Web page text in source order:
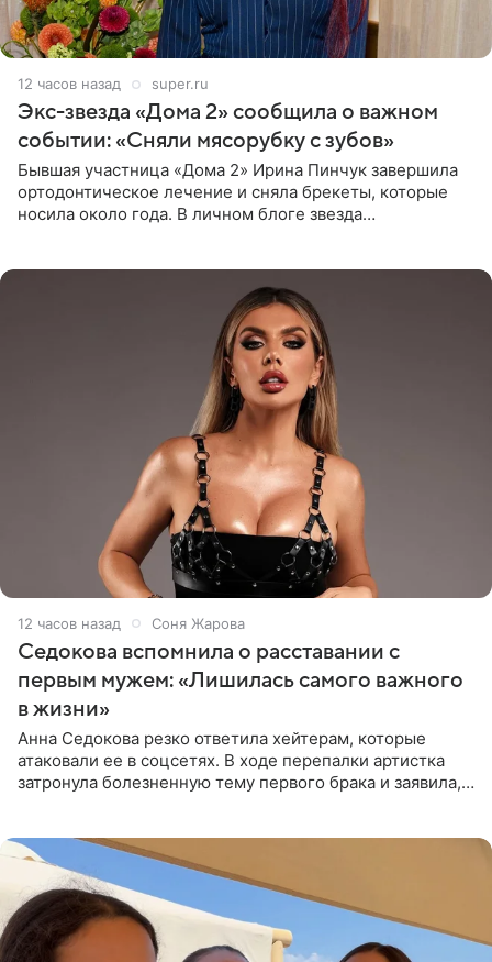
12 часов назад super.ru
Экс-звезда «Дома 2» сообщила о важном
событии: «Сняли мясорубку с зубов»
Бывшая участница «Дома 2» Ирина Пинчук завершила
ортодонтическое лечение и сняла брекеты, которые
носила около года. В личном блоге звезда
12 часов назад Соня Жарова
Седокова вспомнила о расставании с
первым мужем: «Лишилась самого важного
в жизни»
Анна Седокова резко ответила хейтерам, которые
атаковали ее в соцсетях. В ходе перепалки артистка
затронула болезненную тему первого брака и заявила,